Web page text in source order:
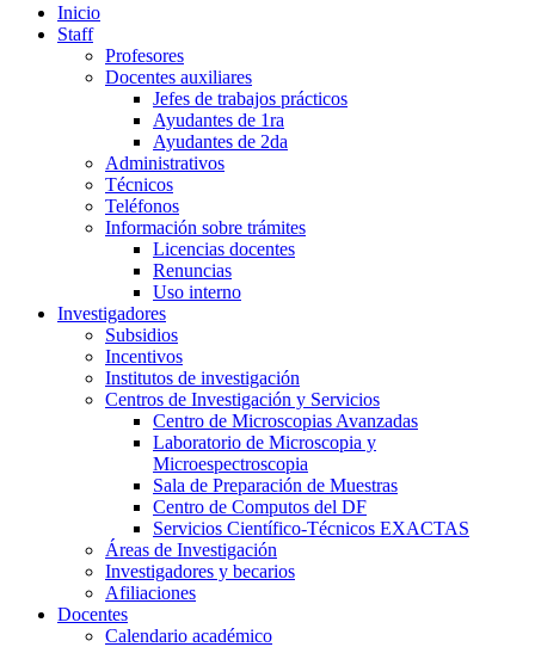
Inicio
Staff
Profesores
Docentes auxiliares
Jefes de trabajos prácticos
Ayudantes de 1ra
Ayudantes de 2da
Administrativos
Técnicos
Teléfonos
Información sobre trámites
Licencias docentes
Renuncias
Uso interno
Investigadores
Subsidios
Incentivos
Institutos de investigación
Centros de Investigación y Servicios
Centro de Microscopias Avanzadas
Laboratorio de Microscopia y
Microespectroscopia
Sala de Preparación de Muestras
Centro de Computos del DF
Servicios Científico-Técnicos EXACTAS
Áreas de Investigación
Investigadores y becarios
Afiliaciones
Docentes
Calendario académico